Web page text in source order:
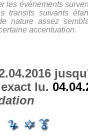
les événements
transits suivants
nature assez
accentuation.
lu.